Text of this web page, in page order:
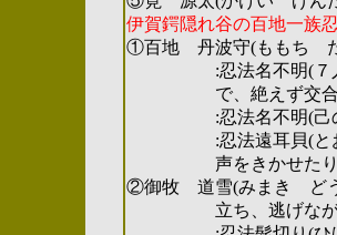
伊賀鍔隠れ谷の百地一族
①百地 丹波守(ももち た
:忍法名不明(７人の裸
で、絶えず交合して
:忍法名不明(己の血を
:忍法遠耳貝(とおみみ
声をきかせたり
②御牧 道雪(みまき どう
立ち、逃げながら